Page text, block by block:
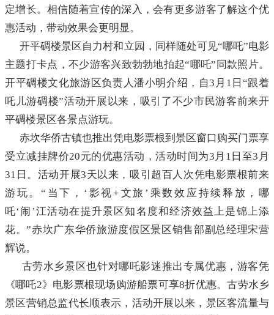
定增长。相信随着宣传的深入，会有更多游客了解这个优
惠活动，带动效果会更明显。
开平碉楼景区自力村和立园，同样随处可见“哪吒”电影
主题打卡点，不少游客兴致勃勃地拍起“哪吒”同款照片。
开平碉楼文化旅游区负责人潘小明介绍，自3月1日“跟着
吒儿游碉楼”活动开展以来，吸引了不少市民游客前来开
平碉楼景区各景点游玩。
赤坎华侨古镇也推出凭电影票根到景区窗口购买门票享
受立减挂牌价20元的优惠活动，活动时间为3月1日至3月
31日。活动开展3天以来，吸引超百人次凭电影票根前来
游玩。“当下，‘影视+文旅’乘数效应持续释放，哪
吒‘闹’江活动在提升景区知名度和经济效益上是锦上添
花。”赤坎广东华侨旅游度假区景区销售部副总经理宋营
辉说。
古劳水乡景区也针对哪吒影迷推出专属优惠，游客凭
《哪吒2》电影票根现场购游船票可享8折优惠。古劳水乡
景区营销总监代长顺表示，活动开展以来，景区客流量与